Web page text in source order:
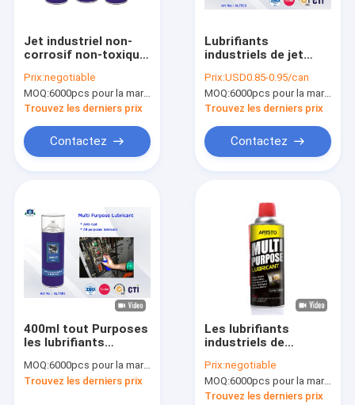
Produits
À propos de nous
Visite de l'usine
Jet industriel non-
corrosif non-toxique
lubrifiants pour la
libération de moule
en plastique
Prix:negotiable
MOQ:6000pcs pour la marque d'Aristo, 15000pcs pour la marque de client
Trouvez les derniers prix
Contactez
Lubrifiants
industriels de jet
avec de la pression
et l'Usage-résistance
fortes
Prix:USD0.85-0.95/can
MOQ:6000pcs pour la marque d'Aristo, 15000pcs pour la marque de client
Trouvez les derniers prix
Contactez
400ml tout Purposes
les lubrifiants
MOQ:6000pcs pour la marque d'Aristo, 15000pcs pour la marque de client
Trouvez les derniers prix
Les lubrifiants
industriels de
pulvérisent CTI avec
la matière première
d'huile
Prix:negotiable
MOQ:6000pcs pour la marque d'Aristo, 15000pcs pour la marque de client
Trouvez les derniers prix